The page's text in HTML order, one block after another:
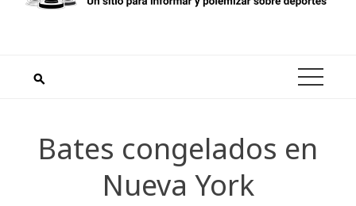
Bates congelados en
Nueva York